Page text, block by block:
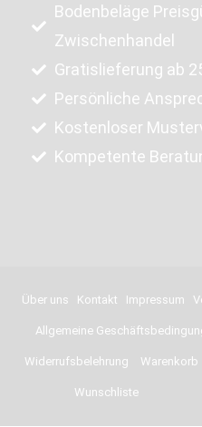
Bodenbeläge
Zwischenhandel
Gratislieferung ab
Persönliche
Kostenloser
Kompetente
Über uns Kontakt Impressum
Allgemeine
Widerrufsbelehrung Warenkorb
Wunschliste